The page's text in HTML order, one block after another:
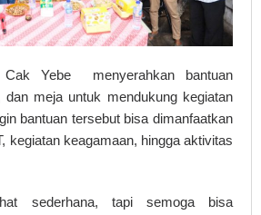
Cak Yebe menyerahkan bantuan
dan meja untuk mendukung kegiatan
bantuan tersebut bisa dimanfaatkan
kegiatan keagamaan, hingga aktivitas
sederhana, tapi semoga bisa